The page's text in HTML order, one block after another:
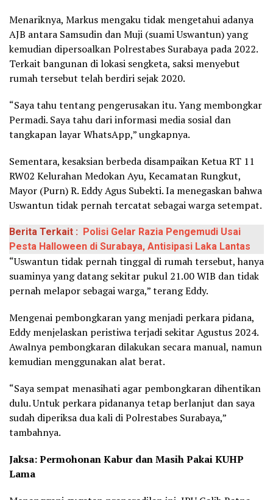
Menariknya, Markus mengaku tidak mengetahui adanya
AJB antara Samsudin dan Muji (suami Uswantun) yang
kemudian dipersoalkan Polrestabes Surabaya pada 2022.
Terkait bangunan di lokasi sengketa, saksi menyebut
rumah tersebut telah berdiri sejak 2020.
“Saya tahu tentang pengerusakan itu. Yang membongkar
Permadi. Saya tahu dari informasi media sosial dan
tangkapan layar WhatsApp,” ungkapnya.
Sementara, kesaksian berbeda disampaikan Ketua RT 11
RW02 Kelurahan Medokan Ayu, Kecamatan Rungkut,
Mayor (Purn) R. Eddy Agus Subekti. Ia menegaskan bahwa
Uswantun tidak pernah tercatat sebagai warga setempat.
Berita Terkait : Polisi Gelar Razia Pengemudi Usai
Pesta Halloween di Surabaya, Antisipasi Laka Lantas
“Uswantun tidak pernah tinggal di rumah tersebut, hanya
suaminya yang datang sekitar pukul 21.00 WIB dan tidak
pernah melapor sebagai warga,” terang Eddy.
Mengenai pembongkaran yang menjadi perkara pidana,
Eddy menjelaskan peristiwa terjadi sekitar Agustus 2024.
Awalnya pembongkaran dilakukan secara manual, namun
kemudian menggunakan alat berat.
“Saya sempat menasihati agar pembongkaran dihentikan
dulu. Untuk perkara pidananya tetap berlanjut dan saya
sudah diperiksa dua kali di Polrestabes Surabaya,”
tambahnya.
Jaksa: Permohonan Kabur dan Masih Pakai KUHP
Lama